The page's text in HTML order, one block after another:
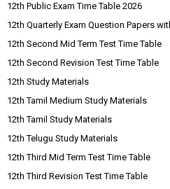
12th Public Exam Time Table 2026
12th Quarterly Exam Question Papers
12th Second Mid Term Test Time Table
12th Second Revision Test Time Table
12th Study Materials
12th Tamil Medium Study Materials
12th Tamil Study Materials
12th Telugu Study Materials
12th Third Mid Term Test Time Table
12th Third Revision Test Time Table